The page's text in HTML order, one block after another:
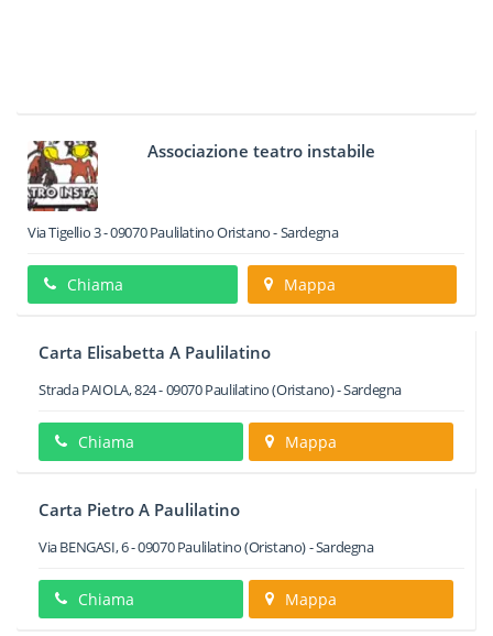
Associazione teatro instabile
Via Tigellio 3-09070 PaulilatinoOristano -Sardegna
Chiama Mappa
Carta Elisabetta A Paulilatino
Strada PAIOLA, 824-09070Paulilatino(Oristano) -Sardegna
Chiama Mappa
Carta Pietro A Paulilatino
Via BENGASI, 6-09070 Paulilatino(Oristano) -Sardegna
Chiama Mappa